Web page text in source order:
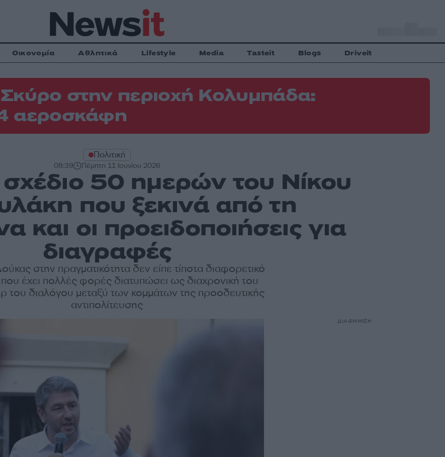
Οικονομία Αθλητικά Lifestyle Media Tasteit Blogs Driveit
στην περιοχή Κολυμπάδα:
αεροσκάφη
Πολιτική
08:39 Πέμπτη 11 Ιουνίου 2026
50 ημερών του Νίκου
που ξεκινά από τη
και οι προειδοποιήσεις για
διαγραφές
στην πραγματικότητα δεν είπε τίποτα διαφορετικό
έχει πολλές φορές διατυπώσει ως διαχρονική του
του διαλόγου μεταξύ των κομμάτων της προοδευτικής
αντιπολίτευσης
ΔΙΑΦΗΜΙΣΗ